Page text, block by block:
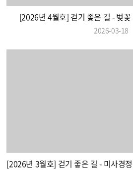
[2026년 4월호] 걷기 좋은 길 - 벚
2026-03-18